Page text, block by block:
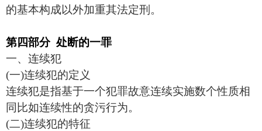
的基本构成以外加重其法定刑。
第四部分 处断的一罪
一、连续犯
(一)连续犯的定义
连续犯是指基于一个犯罪故意连续实施数个性质相
同比如连续性的贪污行为。
(二)连续犯的特征